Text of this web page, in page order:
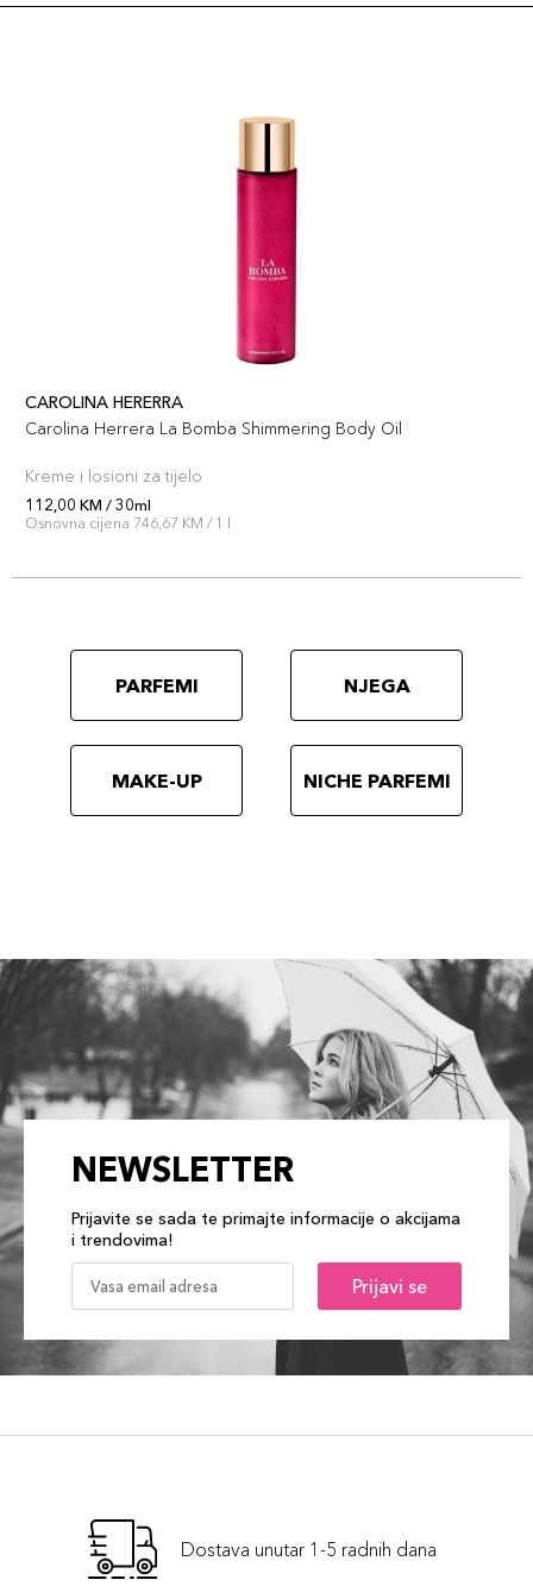
CAROLINA HERERRA
Carolina Herrera La Bomba Shimmering Body Oil
Kreme i losioni za tijelo
112,00 KM / 30ml
Osnovna cijena 746,67 KM / 1 l
PARFEMI NJEGA
MAKE-UP NICHE PARFEMI
NEWSLETTER
Prijavite se sada te primajte informacije o akcijama
i trendovima!
Prijavi se
Dostava unutar 1-5 radnih dana